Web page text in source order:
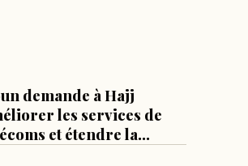
demande à Hajj
les services de
et étendre la